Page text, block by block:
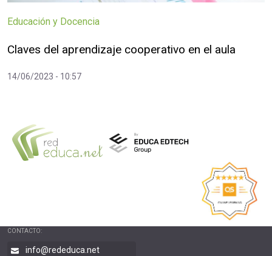
Educación y Docencia
Claves del aprendizaje cooperativo en el aula
14/06/2023 - 10:57
CONTACTO:
info@rededuca.net